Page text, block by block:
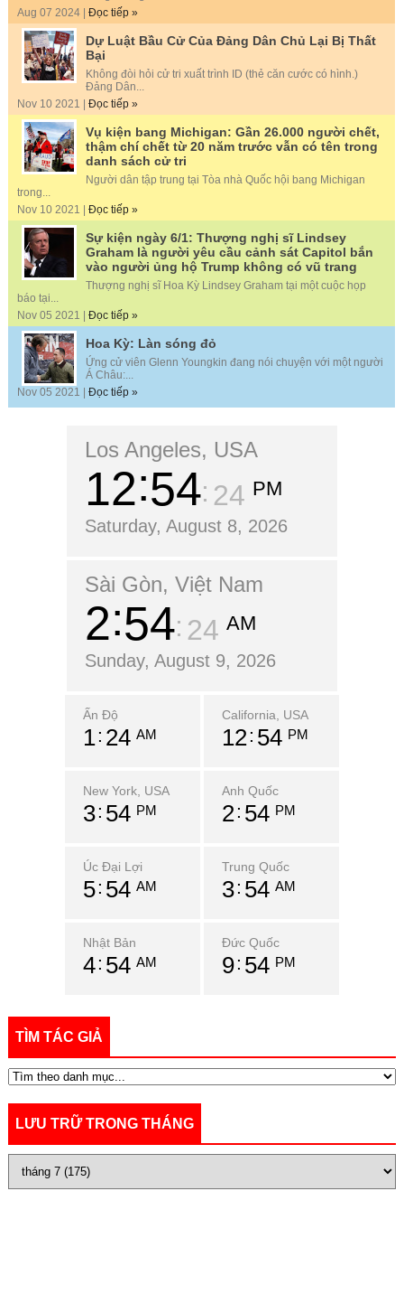
Aug 07 2024 | Đọc tiếp »
Dự Luật Bầu Cử Của Đảng Dân Chủ Lại Bị Thất
Bại
Không đòi hỏi cử tri xuất trình ID (thẻ căn cước có hình.)
Đảng Dân...
Nov 10 2021 | Đọc tiếp »
Vụ kiện bang Michigan: Gần 26.000 người chết,
thậm chí chết từ 20 năm trước vẫn có tên trong
danh sách cử tri
Người dân tập trung tại Tòa nhà Quốc hội bang Michigan
trong...
Nov 10 2021 | Đọc tiếp »
Sự kiện ngày 6/1: Thượng nghị sĩ Lindsey
Graham là người yêu cầu cảnh sát Capitol bắn
vào người ủng hộ Trump không có vũ trang
Thượng nghị sĩ Hoa Kỳ Lindsey Graham tại một cuộc họp
báo tại...
Nov 05 2021 | Đọc tiếp »
Hoa Kỳ: Làn sóng đỏ
Ứng cử viên Glenn Youngkin đang nói chuyện với một người
Á Châu:...
Nov 05 2021 | Đọc tiếp »
Los Angeles, USA
12 54 25 PM
Saturday, August 8, 2026
Sài Gòn, Việt Nam
2 54 25 AM
Sunday, August 9, 2026
Ấn Độ
1 24 AM
California, USA
12 54 PM
New York, USA
3 54 PM
Anh Quốc
2 54 PM
Úc Đại Lợi
5 54 AM
Trung Quốc
3 54 AM
Nhật Bản
4 54 AM
Đức Quốc
9 54 PM
TÌM TÁC GIẢ
LƯU TRỮ TRONG THÁNG